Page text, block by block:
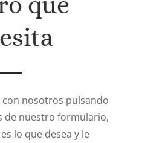
nosotros pulsando
de nuestro formulario,
lo que desea y le